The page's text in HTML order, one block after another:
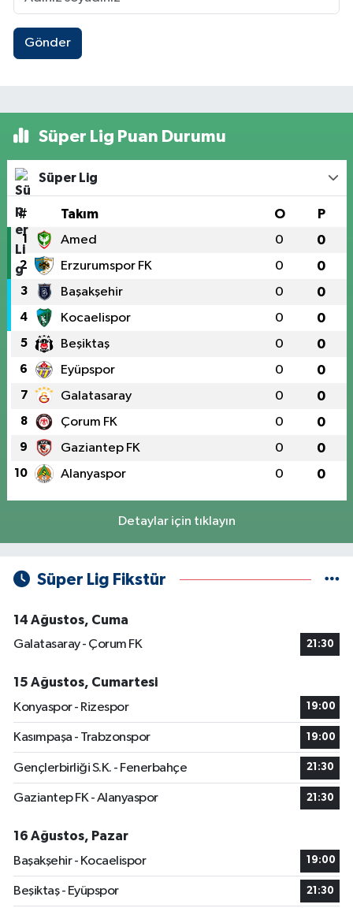
Gönder
Süper Lig Puan Durumu
Süper Lig
# Takım O P
1 Amed 0 0
2 Erzurumspor FK 0 0
3 Başakşehir 0 0
4 Kocaelispor 0 0
5 Beşiktaş 0 0
6 Eyüpspor 0 0
7 Galatasaray 0 0
8 Çorum FK 0 0
9 Gaziantep FK 0 0
10 Alanyaspor 0 0
Detaylar için tıklayın
Süper Lig Fikstür
14 Ağustos, Cuma
Galatasaray - Çorum FK
21:30
15 Ağustos, Cumartesi
Konyaspor - Rizespor
19:00
Kasımpaşa - Trabzonspor 19:00
Gençlerbirliği S.K. - Fenerbahçe 21:30
Gaziantep FK - Alanyaspor 21:30
16 Ağustos, Pazar
Başakşehir - Kocaelispor
19:00
Beşiktaş - Eyüpspor 21:30